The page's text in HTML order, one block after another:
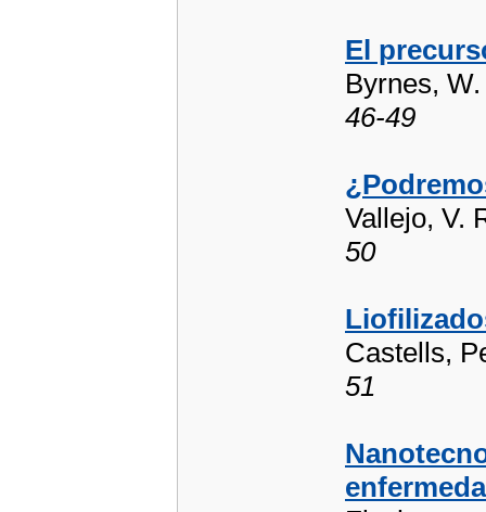
El
Byrnes,
46-49
Vallejo, V.
50
Castells,
51